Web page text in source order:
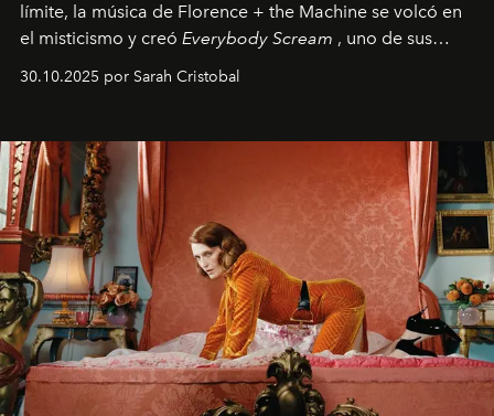
límite, la música de Florence + the Machine se volcó en
el misticismo y creó Everybody Scream , uno de sus
álbumes más profundos hasta la fecha.
30.10.2025 por Sarah Cristobal